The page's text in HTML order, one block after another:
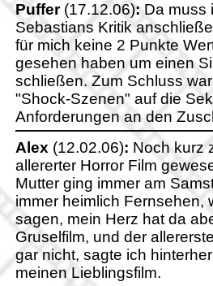
Puffer(17.12.06):Da muss
Sebastians Kritik
für mich keine 2 Punkte
gesehen haben um einen
schließen. Zum Schluss
"Shock-Szenen" auf die
Anforderungen an den
Alex (12.02.06): Noch kurz
allererter Horror Film
Mutter ging immer am
immer heimlich Fernsehen,
sagen, mein Herz hat da
Gruselfilm, und der
gar nicht, sagte ich
meinen Lieblingsfilm.